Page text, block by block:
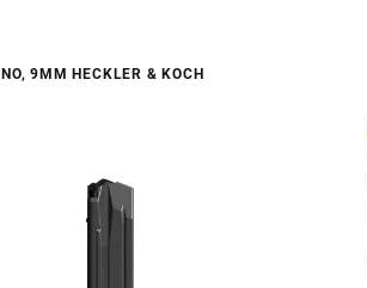
9MMHECKLER & KOCH